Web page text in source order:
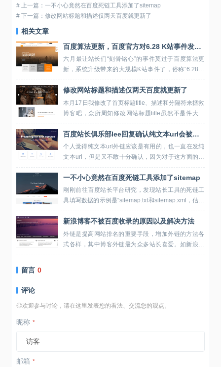
# 上一篇：一不小心竟然在百度死链工具添加了sitemap
# 下一篇：修改网站标题和描述仅两天百度就更新了
相关文章
百度算法更新，百度官方对6.28 K站事件发表公告
六月最让站长们“刻骨铭心”的事件莫过于百度算法更
新，系统升级带来的大规模K站事件了，俗称“6.28事
件”，在大事件中，我运营的七八个网站也无一幸免地
成为百度算法更新后的“牺牲品”，因此我一直期待百度
官方给...
修改网站标题和描述仅两天百度就更新了
本月17日我修改了首页标题title、描述和分隔符来拯救
博客吧，众所周知修改网站标题title虽然不是件大事
情，但对于SEO优化来说也不算件小事情，因为对网
站多多少少会造成此不良影响，比如轻则...
百度站长俱乐部lee回复确认纯文本url会被蜘蛛抓取
个人觉得纯文本url外链应该是有用的，也一直在发纯
文本url，但是又不敢十分确认，因为对于这方面的众
云纷说，也找不到百度官方的肯定说法，久而久之又
产生了怀疑，今天再次搜索了下“纯文本url链接...
一不小心竟然在百度死链工具添加了sitemap
刚刚前往百度站长平台研究，发现站长工具的死链工
具填写数据的示例是“sitemap.txt和sitemap.xml，估计
不少人看到这两个名词的第一反应是就sitemap网站地
图，而且看到博客吧的...
新浪博客不被百度收录的原因以及解决方法
外链是提高网站排名的重要手段，增加外链的方法各
式各样，其中博客外链最为众多站长喜爱。如新浪博
客，收录快、权重高、申请简单、使用容易，成为站
留言 0
评论
◎欢迎参与讨论，请在这里发表您的看法、交流您的观点。
昵称 *
邮箱 *